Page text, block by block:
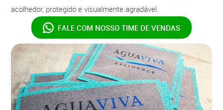
acolhedor, protegido e visualmente agradável.
FALE COM NOSSO TIME DE VENDAS